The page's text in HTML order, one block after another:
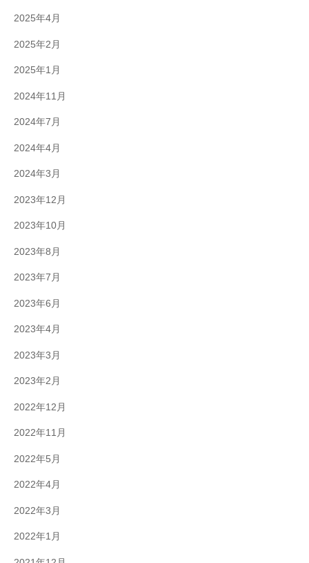
2025年4月
2025年2月
2025年1月
2024年11月
2024年7月
2024年4月
2024年3月
2023年12月
2023年10月
2023年8月
2023年7月
2023年6月
2023年4月
2023年3月
2023年2月
2022年12月
2022年11月
2022年5月
2022年4月
2022年3月
2022年1月